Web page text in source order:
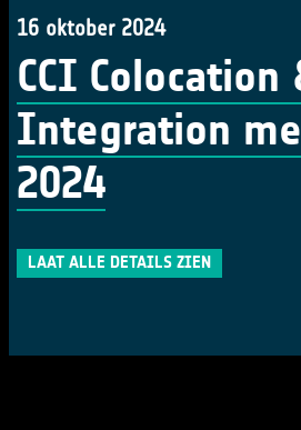
16 oktober 2024
CCI Colocation
Integration
2024
LAAT ALLE DETAILS ZIEN